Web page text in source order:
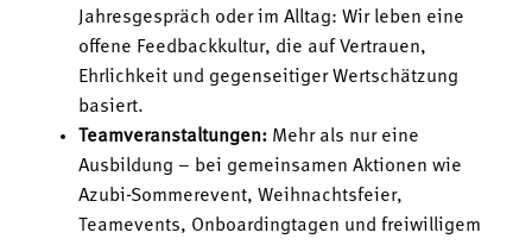
Jahresgespräch oder im Alltag: Wir leben eine
offene Feedbackkultur, die auf Vertrauen,
Ehrlichkeit und gegenseitiger Wertschätzung
basiert.
Teamveranstaltungen: Mehr als nur eine
Ausbildung – bei gemeinsamen Aktionen wie
Azubi-Sommerevent, Weihnachtsfeier,
Teamevents, Onboardingtagen und freiwilligem